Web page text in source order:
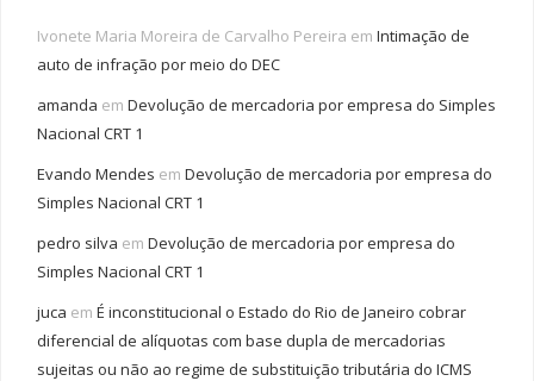
Ivonete Maria Moreira de Carvalho Pereira em Intimação de
auto de infração por meio do DEC
amanda em Devolução de mercadoria por empresa do Simples
Nacional CRT 1
Evando Mendes em Devolução de mercadoria por empresa do
Simples Nacional CRT 1
pedro silva em Devolução de mercadoria por empresa do
Simples Nacional CRT 1
juca em É inconstitucional o Estado do Rio de Janeiro cobrar
diferencial de alíquotas com base dupla de mercadorias
sujeitas ou não ao regime de substituição tributária do ICMS